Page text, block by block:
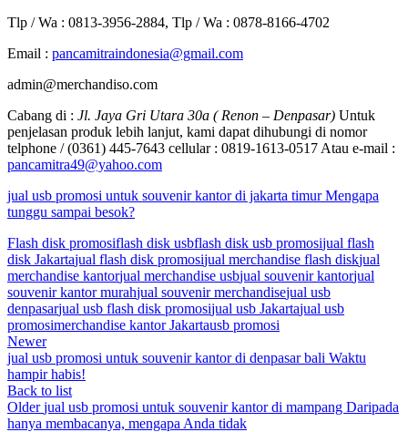
Tlp / Wa : 0813-3956-2884, Tlp / Wa : 0878-8166-4702
Email : pancamitraindonesia@gmail.com
admin@merchandiso.com
Cabang di : Jl. Jaya Gri Utara 30a ( Renon – Denpasar) Untuk
penjelasan produk lebih lanjut, kami dapat dihubungi di nomor
telphone / (0361) 445-7643 cellular : 0819-1613-0517 Atau e-mail :
pancamitra49@yahoo.com
jual usb promosi untuk souvenir kantor di jakarta timur Mengapa
tunggu sampai besok?
Flash disk promosiflash disk usbflash disk usb promosijual flash
disk Jakartajual flash disk promosijual merchandise flash diskjual
merchandise kantorjual merchandise usbjual souvenir kantorjual
souvenir kantor murahjual souvenir merchandisejual usb
denpasarjual usb flash disk promosijual usb Jakartajual usb
promosimerchandise kantor Jakartausb promosi
Newer
jual usb promosi untuk souvenir kantor di denpasar bali Waktu
hampir habis!
Back to list
Older jual usb promosi untuk souvenir kantor di mampang Daripada
hanya membacanya, mengapa Anda tidak